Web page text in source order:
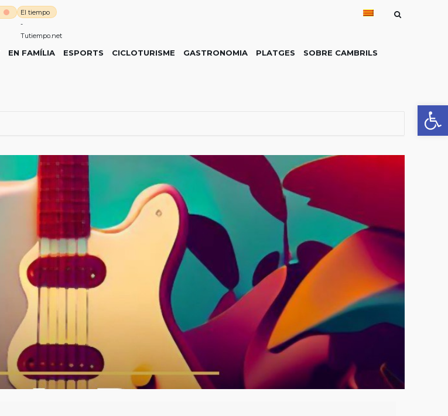
Obre
El tiempo
-
Tutiempo.net
EN FAMÍLIA ESPORTS CICLOTURISME GASTRONOMIA PLATGES SOBRE CAMBRILS